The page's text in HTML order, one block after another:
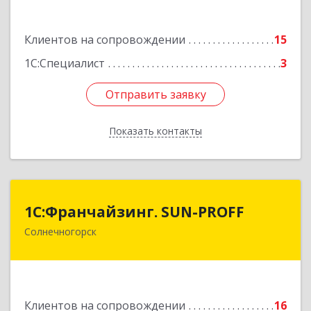
Клиентов на сопровождении
15
1С:Специалист
3
Отправить заявку
Показать контакты
Подробнее
Отправить заявку
Назад
1С:Франчайзинг. SUN-PROFF
Солнечногорск
Клиентов на сопровождении
16
1С:Франчайзинг. SUN-PROFF
141503, Московская обл, Солнечногорский р-н,